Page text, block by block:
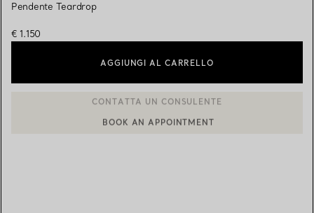
Pendente Teardrop
€ 1.150
AGGIUNGI AL CARRELLO
CONTATTA UN CONSULENTE CLIENTI O PRENOTA UN